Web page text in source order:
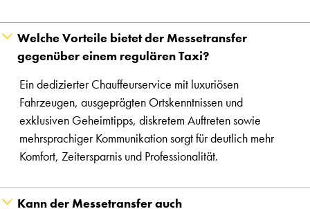
Welche Vorteile bietet der Messetransfer
gegenüber einem regulären Taxi?
Ein dedizierter Chauffeurservice mit luxuriösen
Fahrzeugen, ausgeprägten Ortskenntnissen und
exklusiven Geheimtipps, diskretem Auftreten sowie
mehrsprachiger Kommunikation sorgt für deutlich mehr
Komfort, Zeitersparnis und Professionalität.
Kann der Messetransfer auch